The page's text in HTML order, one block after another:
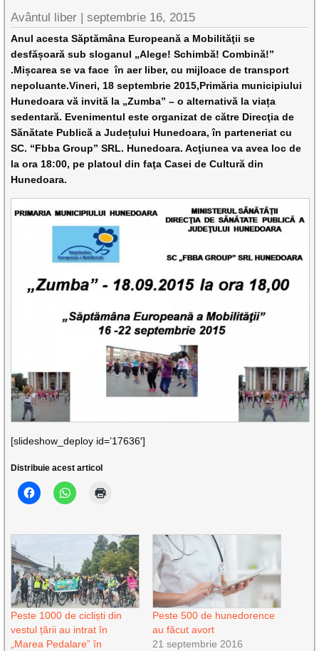
Avântul liber |septembrie 16, 2015
Anul acesta Săptămâna Europeană a Mobilităţii se
desfășoară sub sloganul „Alege! Schimbă! Combină!”
.Mișcarea se va face în aer liber, cu mijloace de transport
nepoluante.Vineri, 18 septembrie 2015,Primăria municipiului
Hunedoara vă invită la „Zumba” – o alternativă la viața
sedentară. Evenimentul este organizat de către Direcţia de
Sănătate Publică a Județului Hunedoara, în parteneriat cu
SC. “Fbba Group” SRL. Hunedoara. Acţiunea va avea loc de
la ora 18:00, pe platoul din faţa Casei de Cultură din
Hunedoara.
[slideshow_deploy id=’17636′]
Distribuie acest articol
Peste 1000 de cicliști din
vestul țării au intrat în
„Marea Pedalare” în
Peste 500 de hunedorence
au făcut avort
21 septembrie 2016